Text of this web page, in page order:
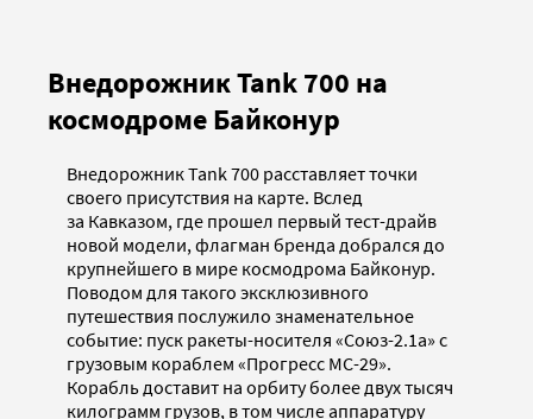
Внедорожник Tank 700 на
космодроме Байконур
Внедорожник Tank 700 расставляет точки
своего присутствия на карте. Вслед
за Кавказом, где прошел первый тест-драйв
новой модели, флагман бренда добрался до
крупнейшего в мире космодрома Байконур.
Поводом для такого эксклюзивного
путешествия послужило знаменательное
событие: пуск ракеты-носителя «Союз-2.1а» с
грузовым кораблем «Прогресс МС-29».
Корабль доставит на орбиту более двух тысяч
килограмм грузов, в том числе аппаратуру